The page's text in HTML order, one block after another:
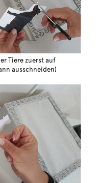
Tiere zuerst auf
ausschneiden)